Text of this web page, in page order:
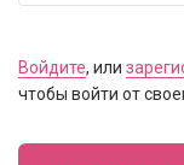
Войдите, или
чтобы войти от